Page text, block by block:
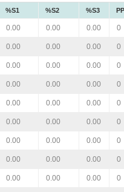
%S1 %S2 %S3
0.00 0.00 0.00 0
0.00 0.00 0.00 0
0.00 0.00 0.00 0
0.00 0.00 0.00 0
0.00 0.00 0.00 0
0.00 0.00 0.00 0
0.00 0.00 0.00 0
0.00 0.00 0.00 0
0.00 0.00 0.00 0